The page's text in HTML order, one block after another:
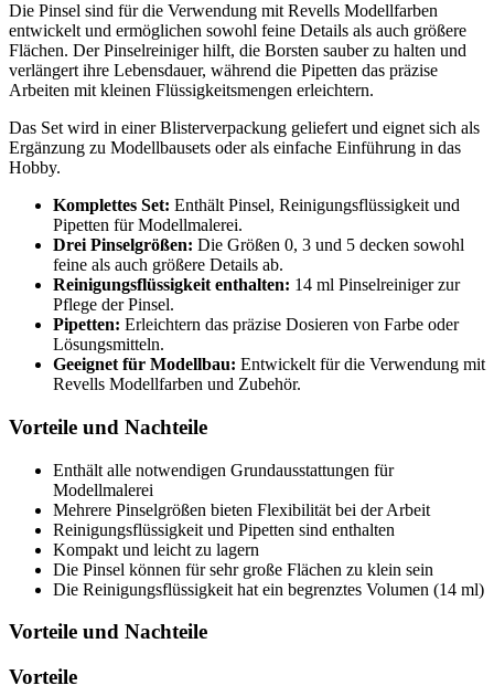
Die Pinsel sind für die Verwendung mit Revells Modellfarben
entwickelt und ermöglichen sowohl feine Details als auch größere
Flächen. Der Pinselreiniger hilft, die Borsten sauber zu halten und
verlängert ihre Lebensdauer, während die Pipetten das präzise
Arbeiten mit kleinen Flüssigkeitsmengen erleichtern.
Das Set wird in einer Blisterverpackung geliefert und eignet sich als
Ergänzung zu Modellbausets oder als einfache Einführung in das
Hobby.
Komplettes Set: Enthält Pinsel, Reinigungsflüssigkeit und
Pipetten für Modellmalerei.
Drei Pinselgrößen: Die Größen 0, 3 und 5 decken sowohl
feine als auch größere Details ab.
Reinigungsflüssigkeit enthalten: 14 ml Pinselreiniger zur
Pflege der Pinsel.
Pipetten: Erleichtern das präzise Dosieren von Farbe oder
Lösungsmitteln.
Geeignet für Modellbau: Entwickelt für die Verwendung mit
Revells Modellfarben und Zubehör.
Vorteile und Nachteile
Enthält alle notwendigen Grundausstattungen für
Modellmalerei
Mehrere Pinselgrößen bieten Flexibilität bei der Arbeit
Reinigungsflüssigkeit und Pipetten sind enthalten
Kompakt und leicht zu lagern
Die Pinsel können für sehr große Flächen zu klein sein
Die Reinigungsflüssigkeit hat ein begrenztes Volumen (14 ml)
Vorteile und Nachteile
Vorteile